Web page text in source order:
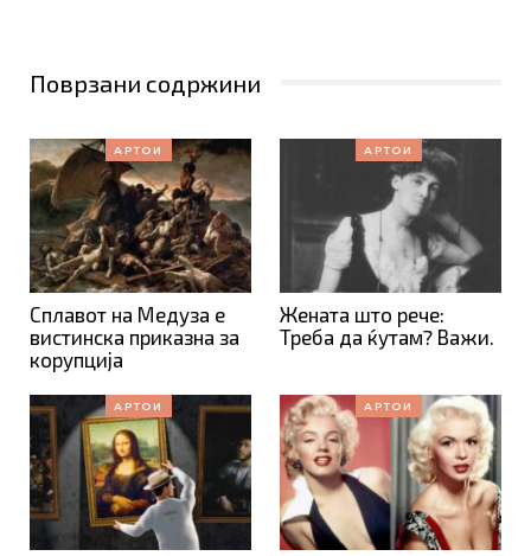
Поврзани содржини
АРТОИ
Сплавот на Медуза е
вистинска приказна за
корупција
АРТОИ
Жената што рече:
Треба да ќутам? Важи.
АРТОИ АРТОИ